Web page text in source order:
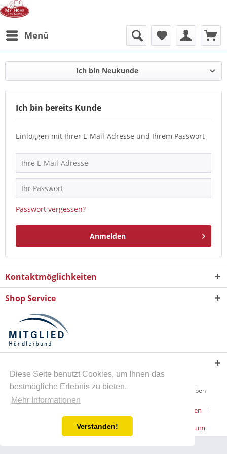
Diese Seite benutzt Cookies, um Ihnen das
bestmögliche Erlebnis zu bieten.
Mehr Informationen
Verstanden!
Menü
Ich bin Neukunde
Ich bin bereits Kunde
Einloggen mit Ihrer E-Mail-Adresse und Ihrem Passwort
Passwort vergessen?
Anmelden
Kontaktmöglichkeiten
Shop Service
* Alle Preise zzgl.Versandkosten, wenn nicht anders beschrieben
Versandkosten
Vertrag Widerrufen
Widerrufsrecht Impressum